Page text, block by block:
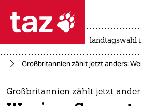
 taz zahl ich
taz zahl ich
themen
landtagswahl
Großbritannien zählt jetzt anders:
Großbritannien zählt jetzt